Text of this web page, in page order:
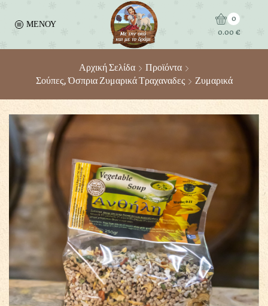
ΜΕΝΟΥ
0
0.00€
Αρχική Σελίδα
Προϊόντα
Σούπες, Όσπρια Ζυμαρικά Τραχαναδες
Ζυμαρικά